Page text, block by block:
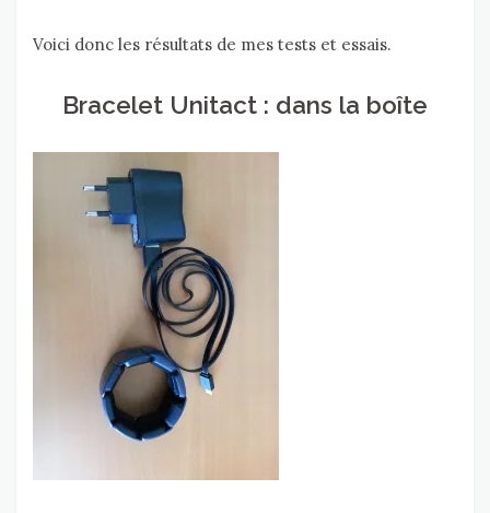
Voici donc les résultats de mes tests et essais.
Bracelet Unitact : dans la boîte